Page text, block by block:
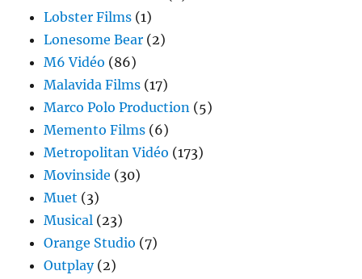
Lobster Films (1)
Lonesome Bear (2)
M6 Vidéo (86)
Malavida Films (17)
Marco Polo Production (5)
Memento Films (6)
Metropolitan Vidéo (173)
Movinside (30)
Muet (3)
Musical (23)
Orange Studio (7)
Outplay(2)